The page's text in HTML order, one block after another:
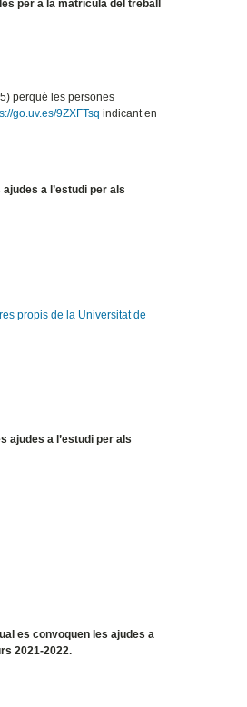
per a la matrícula del treball
perquè les persones
go.uv.es/9ZXFTsq indicant en
a l’estudi per als
propis de la Universitat de
ajudes a l’estudi per als
es convoquen les ajudes a
2021-2022.